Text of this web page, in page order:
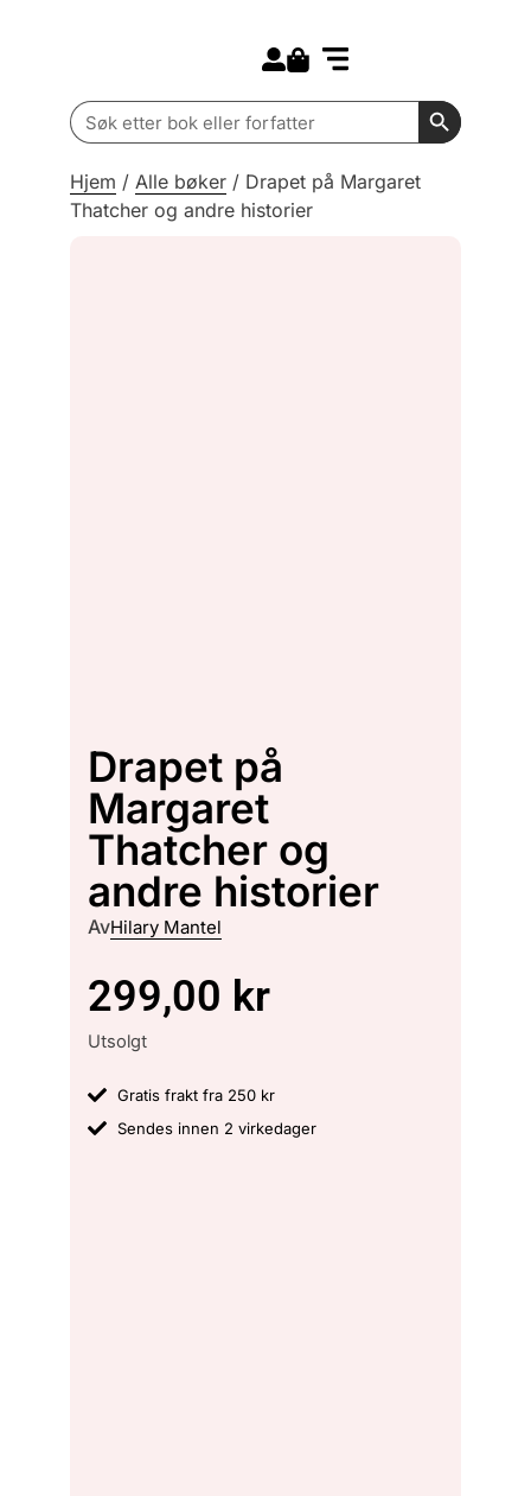
Search
for:
Search
Hjem / Alle bøker / Drapet på Margaret
Thatcher og andre historier
Drapet på
Margaret
Thatcher og
andre historier
AvHilary Mantel
299,00 kr
Utsolgt
Gratis frakt fra 250 kr
Sendes innen 2 virkedager